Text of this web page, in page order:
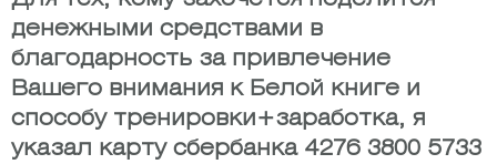
денежными средствами в
благодарность за привлечение
Вашего внимания к Белой книге и
способу тренировки+заработка, я
указал карту сбербанка 4276 3800 5733